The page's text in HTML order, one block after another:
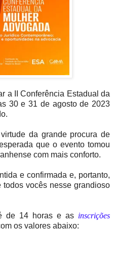
a II Conferência Estadual da
30 e 31 de agosto de 2023
da grande procura de
que o evento tomou
com mais conforto.
e confirmada e, portanto,
vocês nesse grandioso
de 14 horas e as inscrições
os valores abaixo: